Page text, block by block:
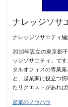
ナレッジソサ
ナレッジソサエティ編
2010年設立の東京都
ッジソサエティ」で
タルオフィスの専業
と、起業家に役立つ
たリクエストがあれば
起業のノウハウ